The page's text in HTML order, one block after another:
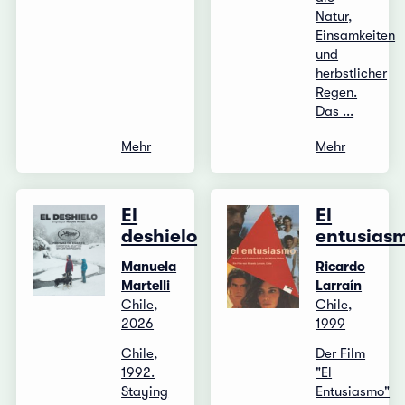
Mehr
Natur,
Einsamkeiten
und
herbstlicher
Regen.
Das ...
Mehr
El
deshielo
Manuela
Martelli
Chile,
2026
Chile,
1992.
Staying
El
Ricardo
Larraín
Chile,
1999
Der Film
"El
Entusiasmo"